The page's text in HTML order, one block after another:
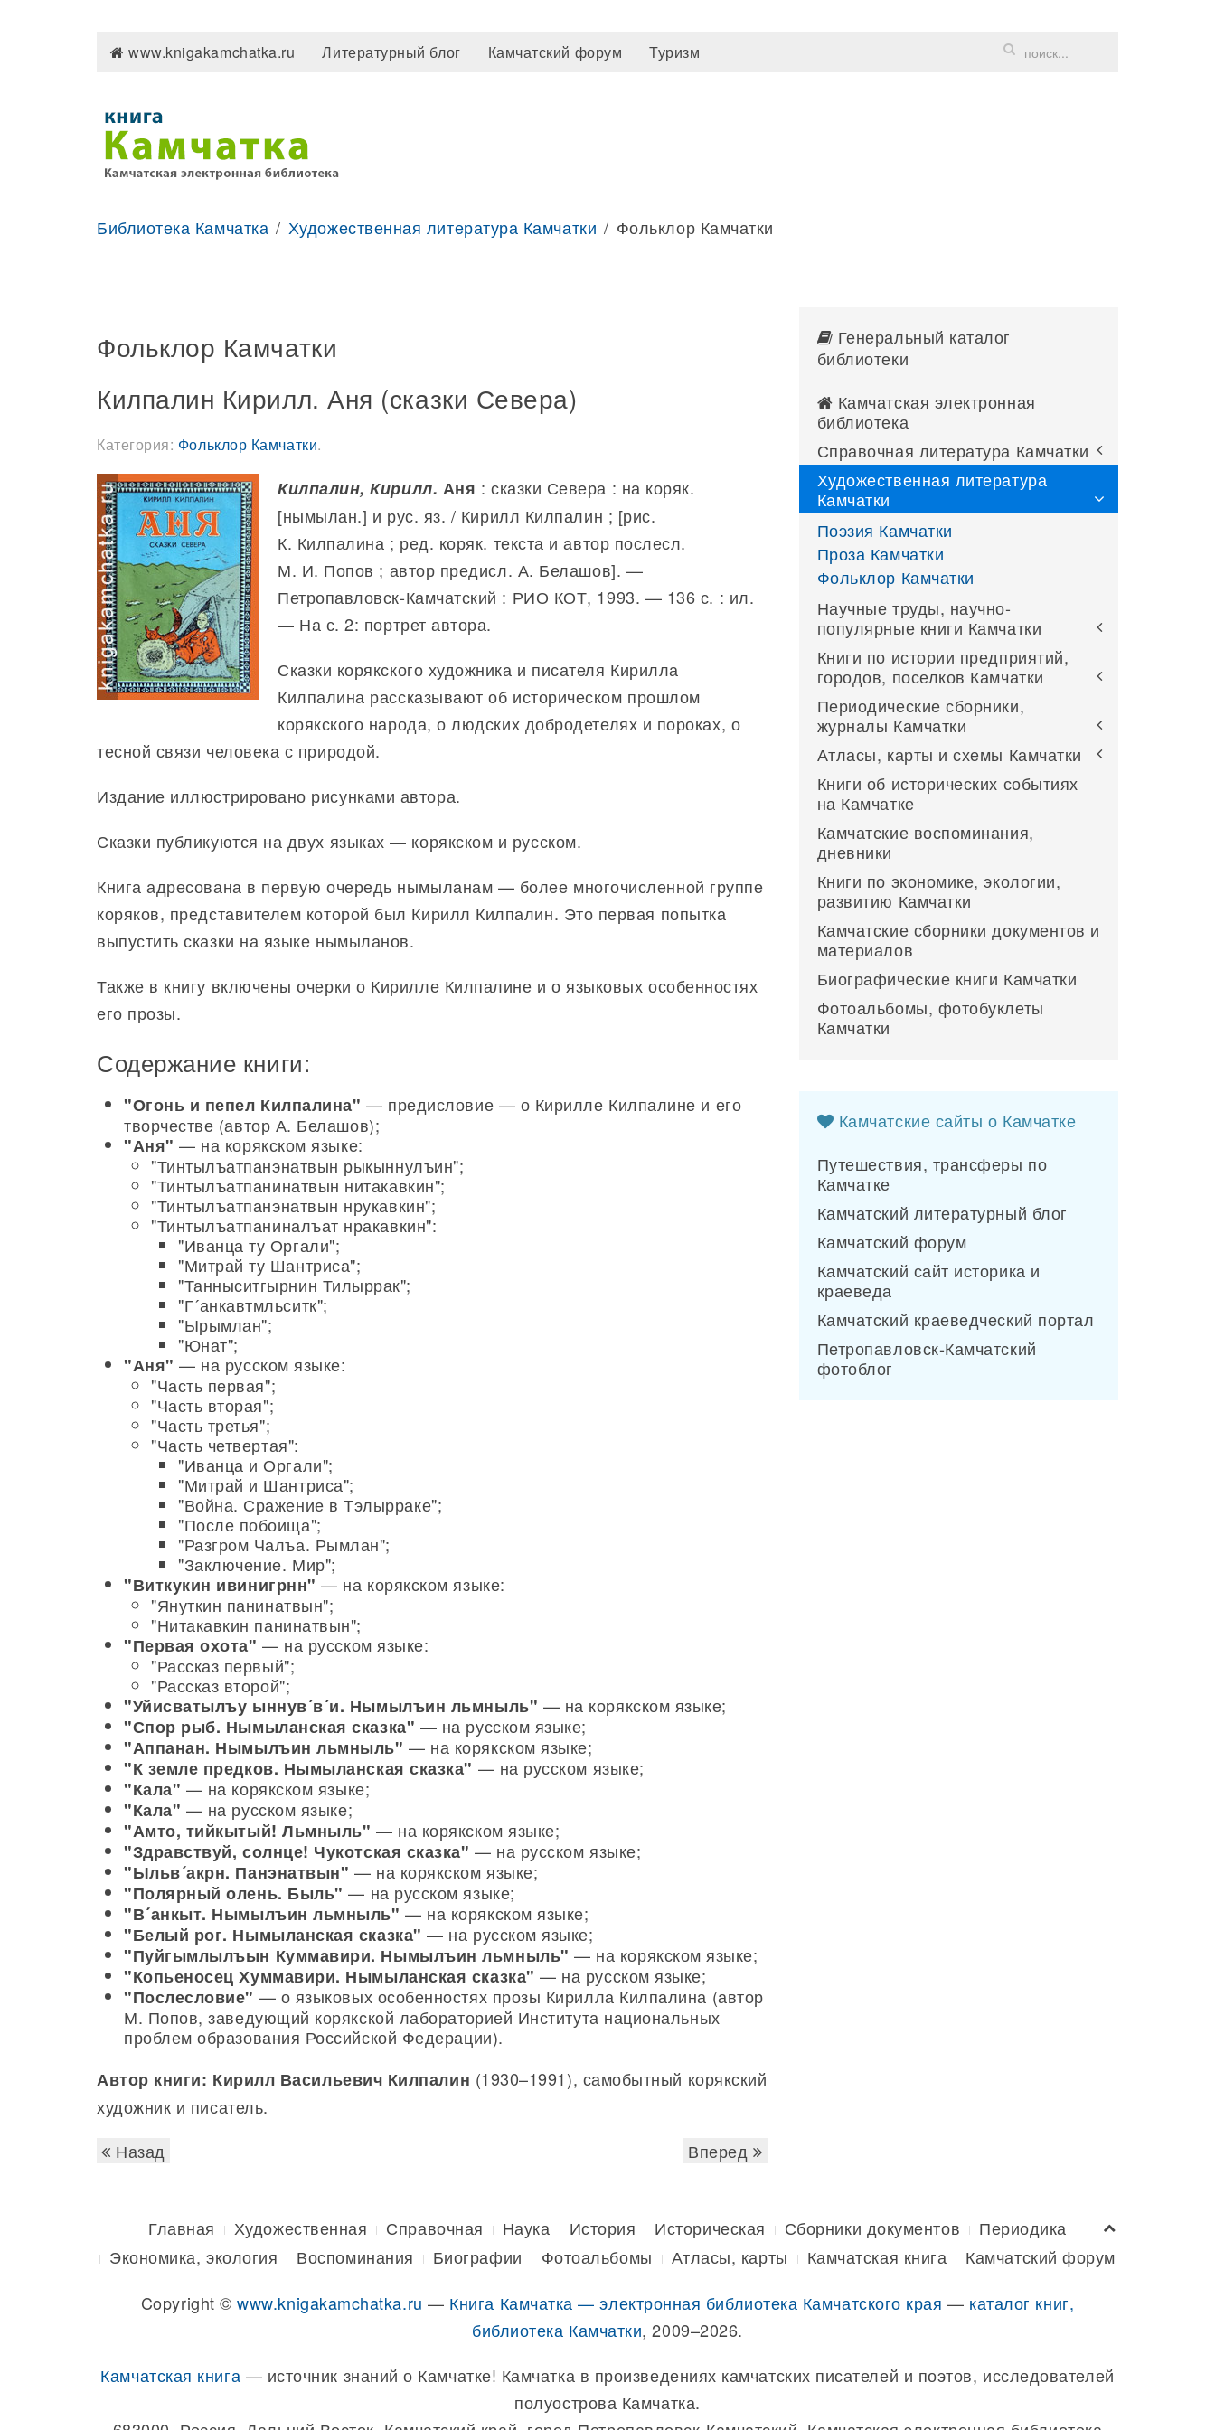
www.knigakamchatka.ru Литературный блог Камчатский форум Туризм
Библиотека Камчатка Художественная литература Камчатки Фольклор Камчатки
Фольклор Камчатки
Килпалин Кирилл. Аня (сказки Севера)
Категория: Фольклор Камчатки.
Килпалин, Кирилл. Аня : сказки Севера : на коряк.
[нымылан.] и рус. яз. / Кирилл Килпалин ; [рис.
К. Килпалина ; ред. коряк. текста и автор послесл.
М. И. Попов ; автор предисл. А. Белашов]. —
Петропавловск-Камчатский : РИО КОТ, 1993. — 136 с. : ил.
— На с. 2: портрет автора.
Сказки корякского художника и писателя Кирилла
Килпалина рассказывают об историческом прошлом
корякского народа, о людских добродетелях и пороках, о
тесной связи человека с природой.
Издание иллюстрировано рисунками автора.
Сказки публикуются на двух языках — корякском и русском.
Книга адресована в первую очередь нымыланам — более многочисленной группе
коряков, представителем которой был Кирилл Килпалин. Это первая попытка
выпустить сказки на языке нымыланов.
Также в книгу включены очерки о Кирилле Килпалине и о языковых особенностях
его прозы.
Содержание книги:
"Огонь и пепел Килпалина" — предисловие — о Кирилле Килпалине и его
творчестве (автор А. Белашов);
"Аня" — на корякском языке:
"Тинтылъатпанэнатвын рыкыннулъин";
"Тинтылъатпанинатвын нитакавкин";
"Тинтылъатпанэнатвын нрукавкин";
"Тинтылъатпаниналъат нракавкин":
"Иванца ту Оргали";
"Митрай ту Шантриса";
"Танныситгырнин Тилыррак";
"Г´анкавтмльситк";
"Ырымлан";
"Юнат";
"Аня" — на русском языке:
"Часть первая";
"Часть вторая";
"Часть третья";
"Часть четвертая":
"Иванца и Оргали";
"Митрай и Шантриса";
"Война. Сражение в Тэлырраке";
"После побоища";
"Разгром Чалъа. Рымлан";
"Заключение. Мир";
"Виткукин ивинигрнн" — на корякском языке:
"Януткин панинатвын";
"Нитакавкин панинатвын";
"Первая охота" — на русском языке:
"Рассказ первый";
"Рассказ второй";
"Уйисватылъу ыннув´в´и. Нымылъин льмныль" — на корякском языке;
"Спор рыб. Нымыланская сказка" — на русском языке;
"Аппанан. Нымылъин льмныль" — на корякском языке;
"К земле предков. Нымыланская сказка" — на русском языке;
"Кала" — на корякском языке;
"Кала" — на русском языке;
"Амто, тийкытый! Льмныль" — на корякском языке;
"Здравствуй, солнце! Чукотская сказка" — на русском языке;
"Ыльв´акрн. Панэнатвын" — на корякском языке;
"Полярный олень. Быль" — на русском языке;
"В´анкыт. Нымылъин льмныль" — на корякском языке;
"Белый рог. Нымыланская сказка" — на русском языке;
"Пуйгымлылъын Куммавири. Нымылъин льмныль" — на корякском языке;
"Копьеносец Хуммавири. Нымыланская сказка" — на русском языке;
"Послесловие" — о языковых особенностях прозы Кирилла Килпалина (автор
М. Попов, заведующий корякской лабораторией Института национальных
проблем образования Российской Федерации).
Автор книги: Кирилл Васильевич Килпалин (1930–1991), самобытный корякский
художник и писатель.
Назад
Вперед
Генеральный каталог
библиотеки
Камчатская электронная
библиотека
Справочная литература Камчатки
Художественная литература
Камчатки
Поэзия Камчатки
Проза Камчатки
Фольклор Камчатки
Научные труды, научно-
популярные книги Камчатки
Книги по истории предприятий,
городов, поселков Камчатки
Периодические сборники,
журналы Камчатки
Атласы, карты и схемы Камчатки
Книги об исторических событиях
на Камчатке
Камчатские воспоминания,
дневники
Книги по экономике, экологии,
развитию Камчатки
Камчатские сборники документов и
материалов
Биографические книги Камчатки
Фотоальбомы, фотобуклеты
Камчатки
Камчатские сайты о Камчатке
Путешествия, трансферы по
Камчатке
Камчатский литературный блог
Камчатский форум
Камчатский сайт историка и
краеведа
Камчатский краеведческий портал
Петропавловск-Камчатский
фотоблог
Главная Художественная Справочная Наука История Историческая Сборники документов
Периодика
Экономика, экология
Воспоминания Биографии Фотоальбомы Атласы, карты Камчатская книга
Камчатский форум
Copyright ©www.knigakamchatka.ru — Книга Камчатка — электронная библиотека Камчатского края — каталог книг,
библиотека Камчатки, 2009–2026.
Камчатская книга — источник знаний о Камчатке! Камчатка в произведениях камчатских писателей и поэтов, исследователей
полуострова Камчатка.